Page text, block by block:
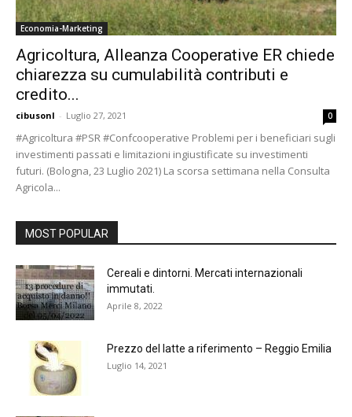
Economia-Marketing
Agricoltura, Alleanza Cooperative ER chiede
chiarezza su cumulabilità contributi e
credito...
cibusonl - Luglio 27, 2021 0
#Agricoltura #PSR #Confcooperative Problemi per i beneficiari sugli
investimenti passati e limitazioni ingiustificate su investimenti
futuri. (Bologna, 23 Luglio 2021) La scorsa settimana nella Consulta
Agricola...
MOST POPULAR
Cereali e dintorni. Mercati internazionali
immutati.
Aprile 8, 2022
Prezzo del latte a riferimento – Reggio Emilia
Luglio 14, 2021